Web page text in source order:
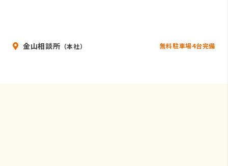
金山相談所 （本社） 無料駐車場4台完備